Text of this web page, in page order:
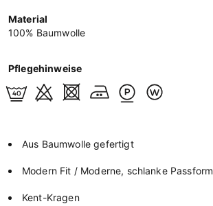
Material
100% Baumwolle
Pflegehinweise
Aus Baumwolle gefertigt
Modern Fit / Moderne, schlanke Passform
Kent-Kragen